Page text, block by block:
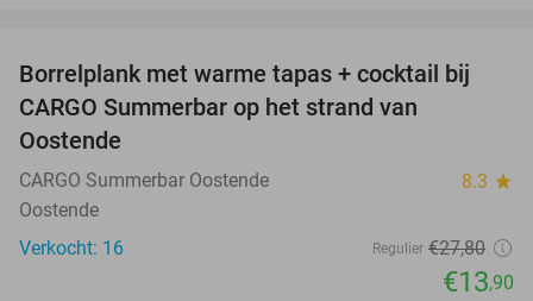
50%
Borrelplank met warme tapas + cocktail bij
CARGO Summerbar op het strand van
Oostende
CARGO Summerbar Oostende 8.3 star
Oostende
Verkocht: 16
Regulier €27,80
€13,90